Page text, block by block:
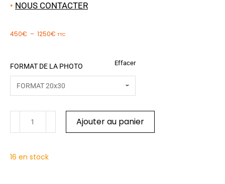
• NOUS CONTACTER
450€ – 1250€ TTC
FORMAT DE LA PHOTO Effacer
Ajouter au panier
16 en stock